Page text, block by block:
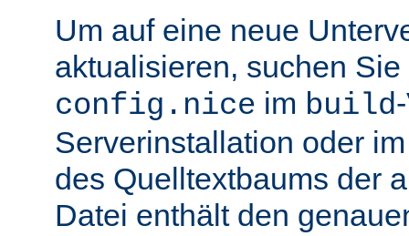
Um auf eine neue
aktualisieren, suchen
config.nice im build
Serverinstallation oder
des Quelltextbaums der
Datei enthält den